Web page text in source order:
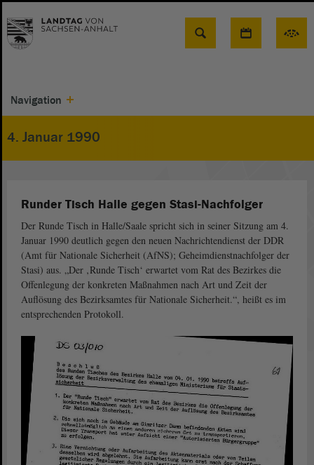
Suche
Navigation
4. Januar 1990
Runder Tisch Halle gegen Stasi-Nachfolger
Der Runde Tisch in Halle/Saale spricht sich in seiner Sitzung am 4.
Januar 1990 deutlich gegen den neuen Nachrichtendienst der DDR
(Amt für Nationale Sicherheit (AfNS); Geheimdienstnachfolger der
Stasi) aus. „Der ‚Runde Tisch‘ erwartet vom Rat des Bezirkes die
Offenlegung der konkreten Maßnahmen nach Art und Zeit der
Auflösung des Bezirksamtes für Nationale Sicherheit.“, heißt es im
entsprechenden Protokoll.